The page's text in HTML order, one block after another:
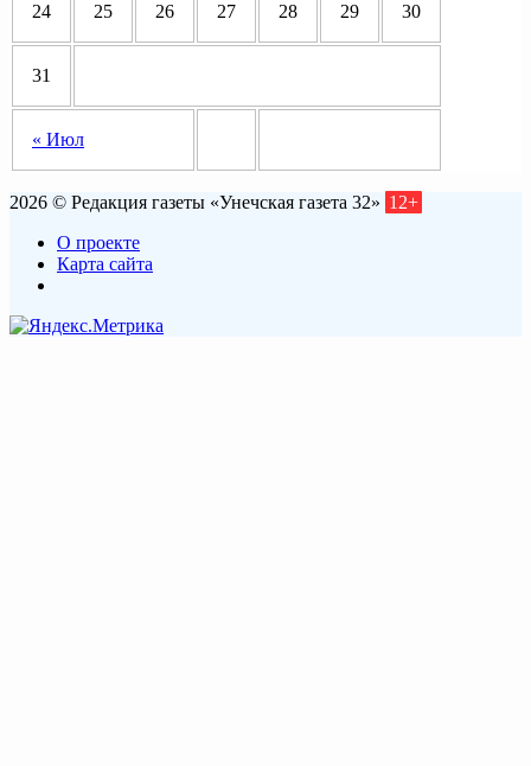
« Июл
24 25 26 27 28 29 30
31
2026 © Редакция газеты «Унечская газета 32» 12+
О проекте
Карта сайта